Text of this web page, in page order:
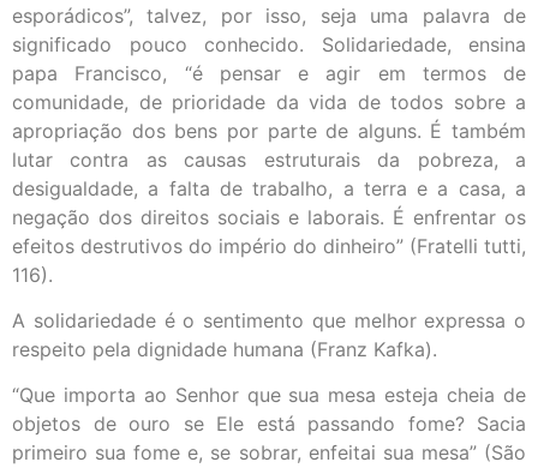
esporádicos”, talvez, por isso, seja uma palavra de
significado pouco conhecido. Solidariedade, ensina
papa Francisco, “é pensar e agir em termos de
comunidade, de prioridade da vida de todos sobre a
apropriação dos bens por parte de alguns. É também
lutar contra as causas estruturais da pobreza, a
desigualdade, a falta de trabalho, a terra e a casa, a
negação dos direitos sociais e laborais. É enfrentar os
efeitos destrutivos do império do dinheiro” (Fratelli tutti,
116).
A solidariedade é o sentimento que melhor expressa o
respeito pela dignidade humana (Franz Kafka).
“Que importa ao Senhor que sua mesa esteja cheia de
objetos de ouro se Ele está passando fome? Sacia
primeiro sua fome e, se sobrar, enfeitai sua mesa” (São